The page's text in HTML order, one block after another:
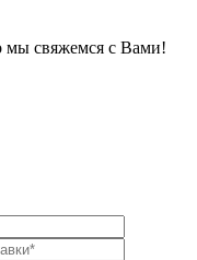
свяжемся с Вами!